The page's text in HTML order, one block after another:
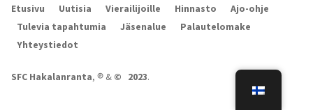
Etusivu Uutisia Vierailijoille Hinnasto
Ajo-ohje
Tulevia tapahtumia
Jäsenalue
Palautelomake
Yhteystiedot
SFC Hakalanranta, ℗ & © 2023.